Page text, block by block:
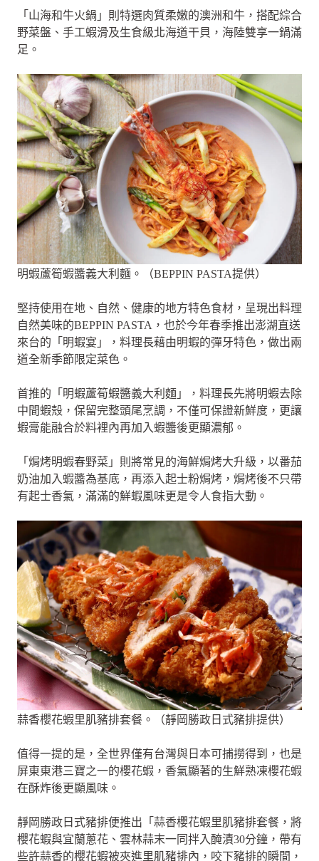
「山海和牛火鍋」則特選肉質柔嫩的澳洲和牛，搭配綜合
野菜盤、手工蝦滑及生食級北海道干貝，海陸雙享一鍋滿
足。
明蝦蘆筍蝦醬義大利麵。（BEPPIN PASTA提供）
堅持使用在地、自然、健康的地方特色食材，呈現出料理
自然美味的BEPPIN PASTA，也於今年春季推出澎湖直送
來台的「明蝦宴」，料理長藉由明蝦的彈牙特色，做出兩
道全新季節限定菜色。
首推的「明蝦蘆筍蝦醬義大利麵」，料理長先將明蝦去除
中間蝦殼，保留完整頭尾烹調，不僅可保證新鮮度，更讓
蝦膏能融合於料裡內再加入蝦醬後更顯濃郁。
「焗烤明蝦春野菜」則將常見的海鮮焗烤大升級，以番茄
奶油加入蝦醬為基底，再添入起士粉焗烤，焗烤後不只帶
有起士香氣，滿滿的鮮蝦風味更是令人食指大動。
蒜香櫻花蝦里肌豬排套餐。（靜岡勝政日式豬排提供）
值得一提的是，全世界僅有台灣與日本可捕撈得到，也是
屏東東港三寶之一的櫻花蝦，香氣顯著的生鮮熟凍櫻花蝦
在酥炸後更顯風味。
靜岡勝政日式豬排便推出「蒜香櫻花蝦里肌豬排套餐，將
櫻花蝦與宜蘭蔥花、雲林蒜末一同拌入醃漬30分鐘，帶有
些許蒜香的櫻花蝦被夾進里肌豬排內，咬下豬排的瞬間，